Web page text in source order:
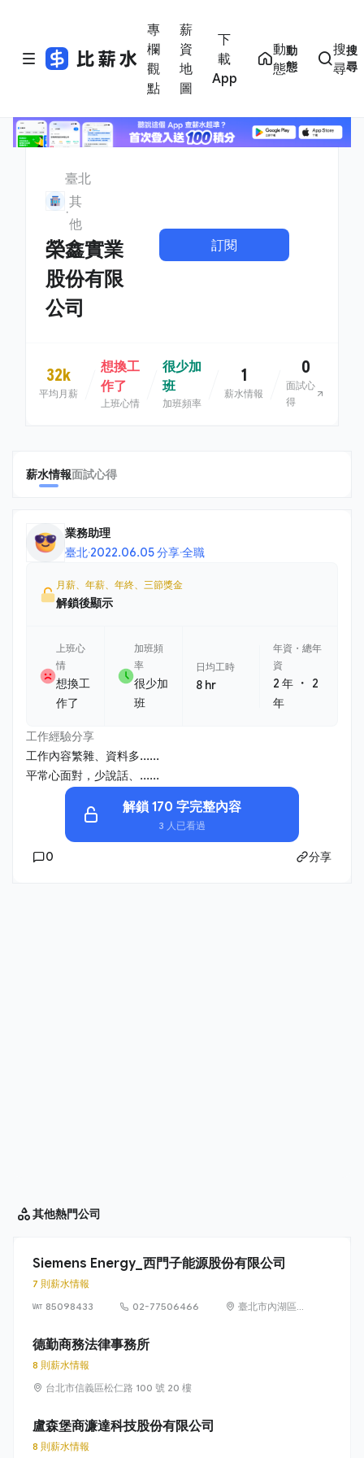
專
欄
觀
點
薪
資
地
圖
下
載
App
動
態
動
態
搜
尋
搜
尋
臺北
其
他
榮鑫實業
股份有限
公司
訂閱
32k
平均月薪
想換工
作了
上班心情
很少加
班
加班頻率
1
薪水情報
0
面試心
得
薪水情報面試心得
業務助理
臺北·2022.06.05 分享·全職
月薪、年薪、年終、三節獎金
解鎖後顯示
上班心
情
想換工
作了
加班頻
率
很少加
班
日均工時
8 hr
年資・總年
資
2 年 ・
2
年
工作經驗分享
工作內容繁雜、資料多......
平常心面對，少說話、......
解鎖 170 字完整內容
3 人已看過
0 分享
其他熱門公司
Siemens Energy_西門子能源股份有限公司
7 則薪水情報
85098433
02-77506466
臺北市內湖區
德勤商務法律事務所
8 則薪水情報
台北市信義區松仁路 100 號 20 樓
盧森堡商濂達科技股份有限公司
8 則薪水情報